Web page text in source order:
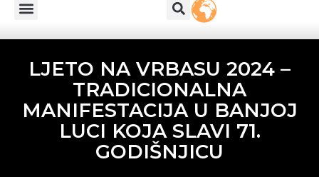
LJETO NA VRBASU 2024 –
TRADICIONALNA
MANIFESTACIJA U BANJOJ
LUCI KOJA SLAVI 71.
GODIŠNJICU